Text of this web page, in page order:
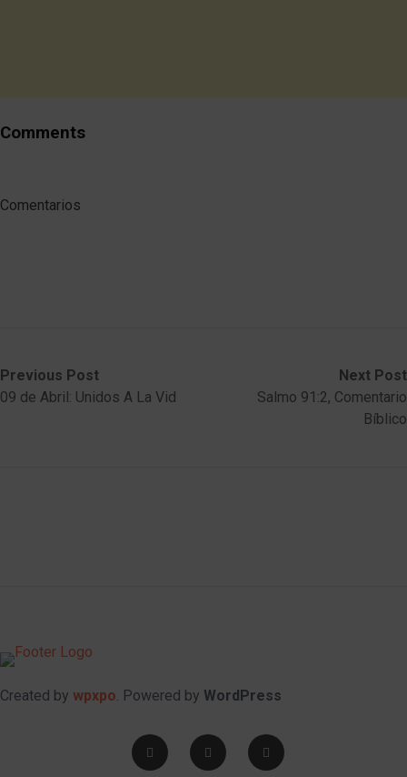
Comments
Comentarios
Post
navigation
Previous Post
Previous
post:
09 de Abril: Unidos A La Vid
Next Post
Next
post:
Salmo 91:2, Comentario
Bíblico
Created by wpxpo. Powered by WordPress